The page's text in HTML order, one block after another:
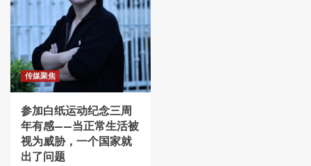
传媒聚焦
参加白纸运动纪念三周
年有感——当正常生活被
视为威胁，一个国家就
出了问题